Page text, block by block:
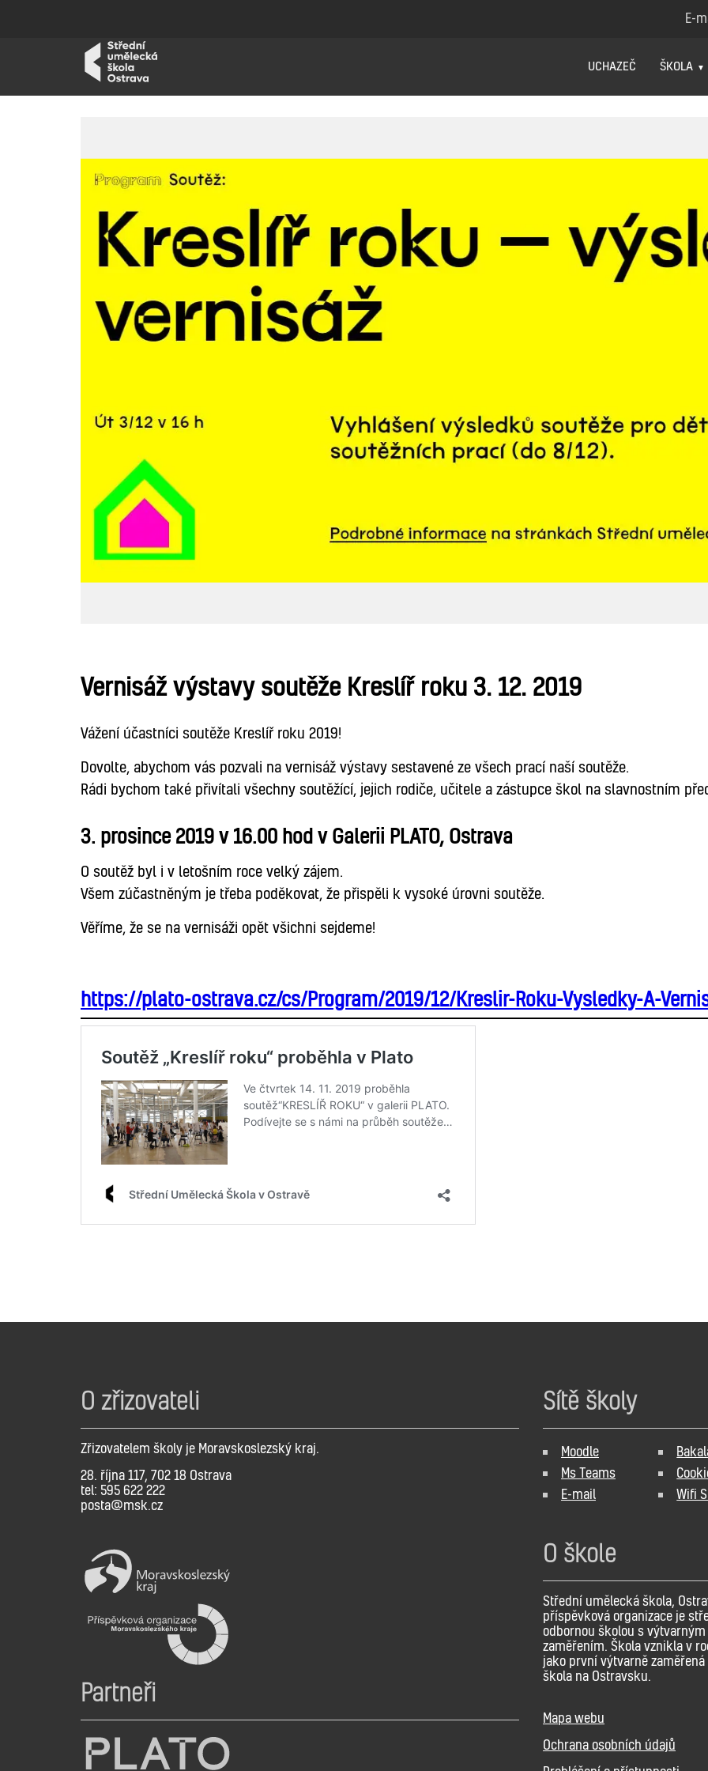
E-
UCHAZEČ ŠKOLA
Vernisáž výstavy soutěže Kreslíř roku 3. 12. 2019
Vážení účastníci soutěže Kreslíř roku 2019!
Dovolte, abychom vás pozvali na vernisáž výstavy sestavené ze všech prací naší soutěže.
Rádi bychom také přivítali všechny soutěžící, jejich rodiče, učitele a zástupce škol na slavnostním
3. prosince 2019 v 16.00 hod v Galerii PLATO, Ostrava
O soutěž byl i v letošním roce velký zájem.
Všem zúčastněným je třeba poděkovat, že přispěli k vysoké úrovni soutěže.
Věříme, že se na vernisáži opět všichni sejdeme!
https://plato-ostrava.cz/cs/Program/2019/12/Kreslir-Roku-Vysledky-A-
O zřizovateli
Zřizovatelem školy je Moravskoslezský kraj.
28. října 117, 702 18 Ostrava
tel: 595 622 222
posta@msk.cz
Partneři
Sítě školy
Moodle
Ms Teams
E-mail
Wifi
O škole
Střední umělecká škola,
příspěvková organizace je
odbornou školou s výtvarným
zaměřením. Škola vznikla v
jako první výtvarně
škola na Ostravsku.
Mapa webu
Ochrana osobních údajů